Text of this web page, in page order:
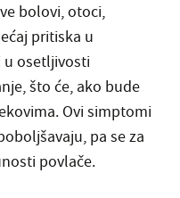
bolovi, otoci,
pritiska u
u osetljivosti
što će, ako bude
Ovi simptomi
pa se za
povlače.